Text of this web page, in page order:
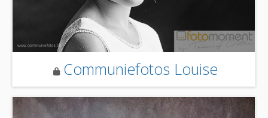
Communiefotos Louise